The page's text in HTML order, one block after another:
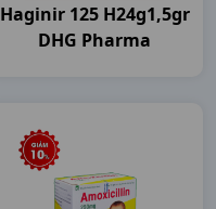
Haginir 125 H24g1,5gr
DHG Pharma